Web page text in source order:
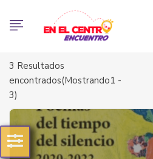
3 Resultados
encontrados(Mostrando1 -
3)